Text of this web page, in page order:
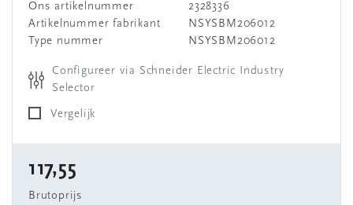
Ons artikelnummer
2328336
Artikelnummer fabrikant
NSYSBM206012
Type nummer
NSYSBM206012
Configureer via Schneider Electric Industry
Selector
Vergelijk
117,55
Brutoprijs